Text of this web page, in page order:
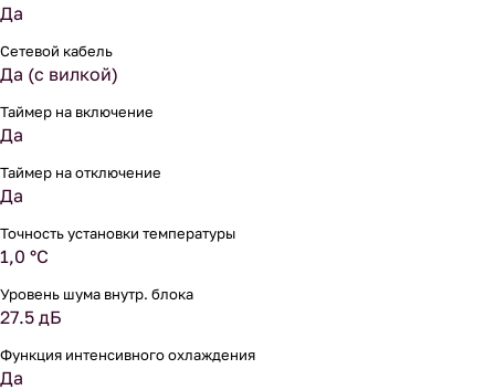
Да
Сетевой кабель
Да (с вилкой)
Таймер на включение
Да
Таймер на отключение
Да
Точность установки температуры
1,0 °С
Уровень шума внутр. блока
27.5 дБ
Функция интенсивного охлаждения
Да